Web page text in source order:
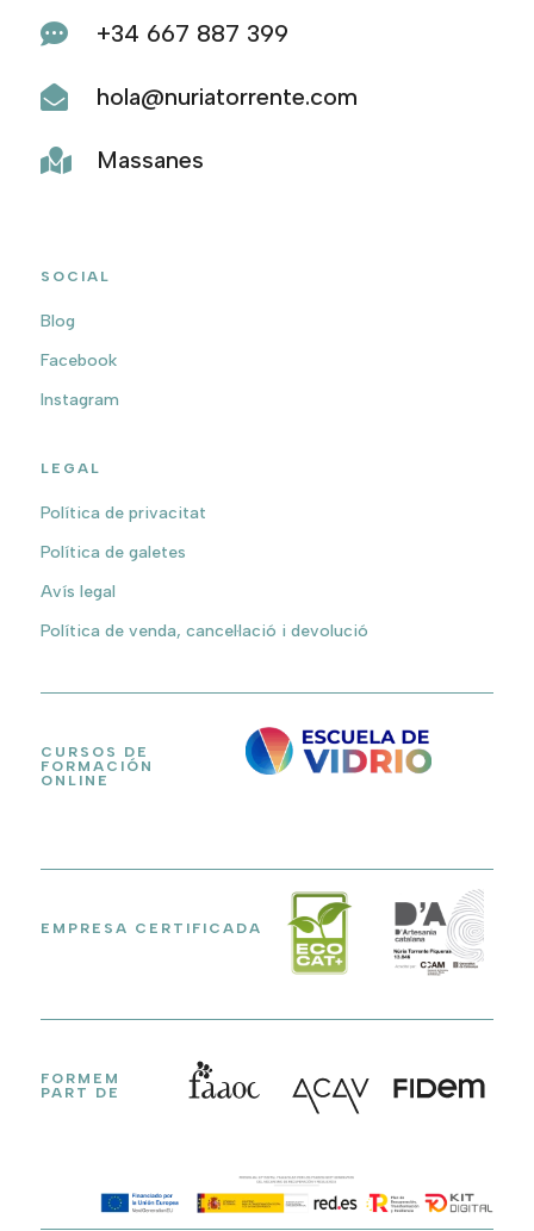
 +34 667 887 399
 hola@nuriatorrente.com
 Massanes
SOCIAL
Blog
Facebook
Instagram
LEGAL
Política de privacitat
Política de galetes
Avís legal
Política de venda, cancel·lació i devolució
CURSOS DE
FORMACIÓN
ONLINE
EMPRESA CERTIFICADA
FORMEM
PART DE